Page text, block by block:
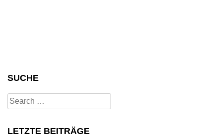
SUCHE
Search
for:
LETZTE BEITRÄGE